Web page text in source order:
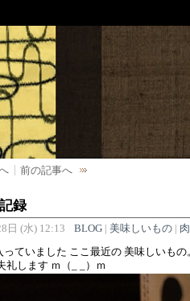
前の記事へ
録
日 (水) 12:13 BLOG| 美味しいもの| 肉
っていました ここ最近の 美味しいもの
礼します ｍ（_ _）ｍ